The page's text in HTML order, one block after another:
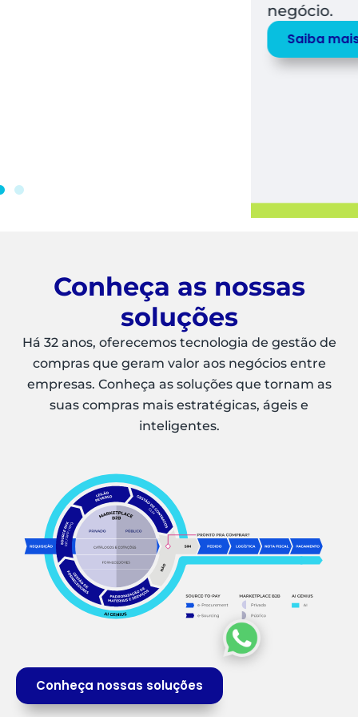
Conheça as nossas
soluções
Há 32 anos, oferecemos tecnologia de gestão de
compras que geram valor aos negócios entre
empresas. Conheça as soluções que tornam as
suas compras mais estratégicas, ágeis e
inteligentes.
Conheça nossas soluções